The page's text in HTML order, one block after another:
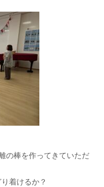
の棒を作ってきていただ
着けるか？